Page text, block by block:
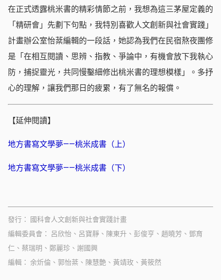
在正式透露桃米書的精彩情節之前，我想為這三茅屋定義的
「精研會」先劃下句點，我特別喜歡人文創新與社會實踐」
計畫辦公室怡棻編輯的一段話，她認為我們在民宿熬夜團修
是「在相互閱讀、思辨、指教、爭論中，有機會放下我執心
防，捕捉靈光，共同慢鑿細修出桃米書的理想模樣」。多抒
心的理解，讓我們那日的疲累，有了無名的報償。
【延伸閱讀】
地方書寫文學夢——桃米成書（上）
地方書寫文學夢——桃米成書（下）
發行
國科會人文創新與社會實踐計畫
編輯委員會
呂欣怡、呂寶靜、陳東升、彭俊亨、趙曉芳、鄧育
仁、蔡瑞明、鄭麗珍、謝國興
編輯
余炘倫、郭怡棻、陳慧艶、黃靖玫、黃筱然